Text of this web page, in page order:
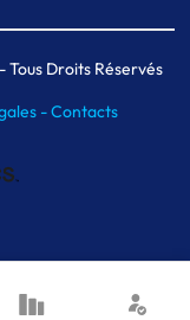
Droits Réservés
-Contacts